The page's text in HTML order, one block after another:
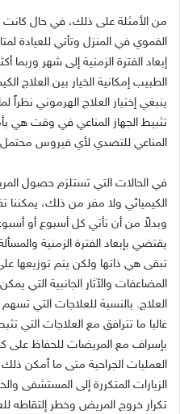
من الأمثلة على ذلك، في حال كانت
الفموي في المنزل وتأتي للعيادة
إبعاد الفترة الزمنية إلى شهر وربما
الطبيب إمكانية الخيار بين العلاج
ينبغي إختيار العلاج الهرموني نظراً
تثبيط الجهاز المناعي في وقت هي
المناعي للتصدي لأي فيروس
في الحالات التي تستلزم حصول
الكيميائي ولا مفر من ذلك، يمكننا
وبدلاً من أن تأتي كل أسبوع أو
يقتضي بإبعاد الفترة الزمنية
تبقى هي ذاتها ولكن يتم توزيعها
المضاعفات والآثار الجانبية التي
العلاج. بالنسبة للعلاجات التي تسهم
غالبا ما تترافق مع العلاجات التي
بإسراف مع المريضات للحفاظ على
العمليات الجراحية متى ما أمكن
الزيارات المتكررة إلى
تكرار خروج المريض وخطر إلتقاطه